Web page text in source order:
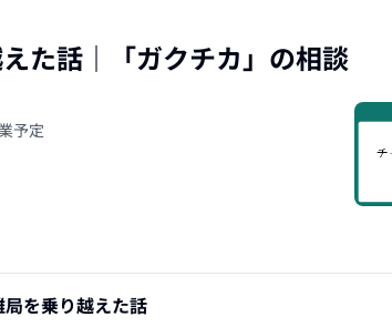
た話 ｜「ガクチカ 」の相談
予定
を乗り越えた話